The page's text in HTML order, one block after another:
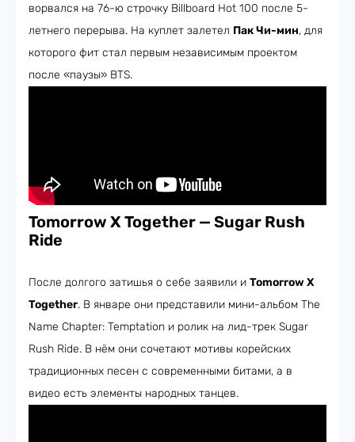
ворвался на 76-ю строчку Billboard Hot 100 после 5-
летнего перерыва. На куплет залетел Пак Чи-мин, для
которого фит стал первым независимым проектом
после «паузы» BTS.
Tomorrow X Together — Sugar Rush
Ride
После долгого затишья о себе заявили и Tomorrow X
Together. В январе они представили мини-альбом The
Name Chapter: Temptation и ролик на лид-трек Sugar
Rush Ride. В нём они сочетают мотивы корейских
традиционных песен с современными битами, а в
видео есть элементы народных танцев.